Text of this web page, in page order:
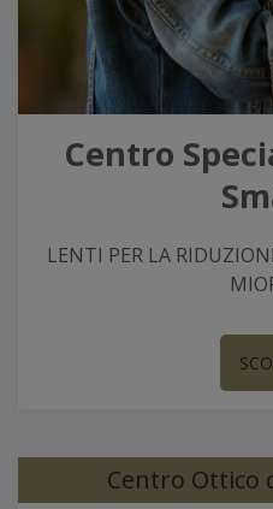
Centro
LENTI PER LA
Centro Ottico